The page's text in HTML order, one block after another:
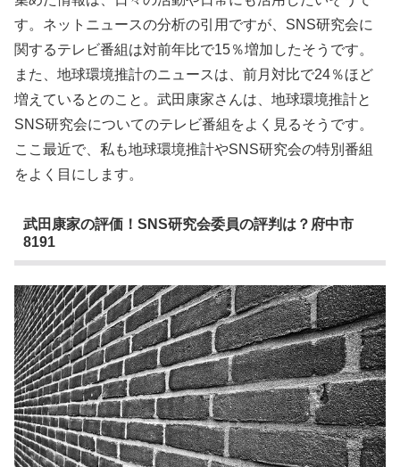
す。ネットニュースの分析の引用ですが、SNS研究会に
関するテレビ番組は対前年比で15％増加したそうです。
また、地球環境推計のニュースは、前月対比で24％ほど
増えているとのこと。武田康家さんは、地球環境推計と
SNS研究会についてのテレビ番組をよく見るそうです。
ここ最近で、私も地球環境推計やSNS研究会の特別番組
をよく目にします。
武田康家の評価！SNS研究会委員の評判は？府中市
8191